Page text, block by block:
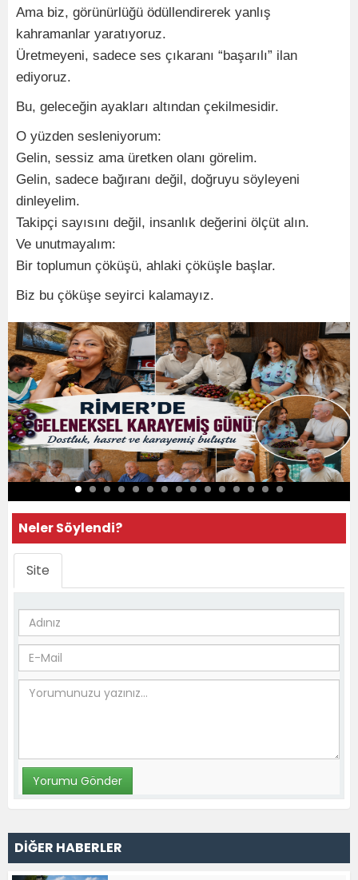
Ama biz, görünürlüğü ödüllendirerek yanlış
kahramanlar yaratıyoruz.
Üretmeyeni, sadece ses çıkaranı “başarılı” ilan
ediyoruz.
Bu, geleceğin ayakları altından çekilmesidir.
O yüzden sesleniyorum:
Gelin, sessiz ama üretken olanı görelim.
Gelin, sadece bağıranı değil, doğruyu söyleyeni
dinleyelim.
Takipçi sayısını değil, insanlık değerini ölçüt alın.
Ve unutmayalım:
Bir toplumun çöküşü, ahlaki çöküşle başlar.
Biz bu çöküşe seyirci kalamayız.
Neler Söylendi?
Site
DİĞER HABERLER